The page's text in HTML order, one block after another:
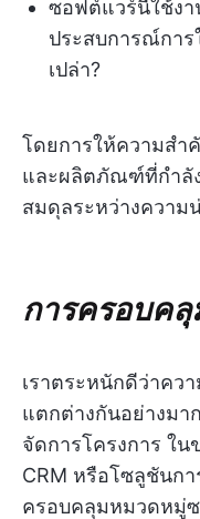
ซอฟต์แวร์นี้ใช้งา
ประสบการณ์กา
เปล่า?
โดยการให้ความส
และผลิตภัณฑ์ที่กำลัง
สมดุลระหว่างความ
การครอบค
เราตระหนักดีว่าคว
แตกต่างกันอย่างมา
จัดการโครงการ ใ
CRM หรือโซลูชันก
ครอบคลุมหมวดหมู่